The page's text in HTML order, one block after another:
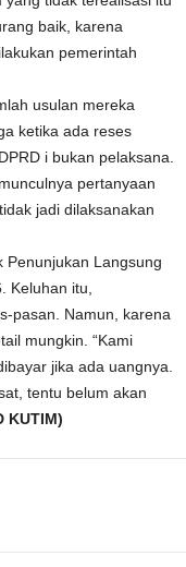
baik, karena
pemerintah
usulan mereka
ketika ada reses
i bukan pelaksana.
pertanyaan
jadi dilaksanakan
Penunjukan Langsung
Keluhan itu,
pasan. Namun, karena
mungkin. “Kami
jika ada uangnya.
tentu belum akan
KUTIM)